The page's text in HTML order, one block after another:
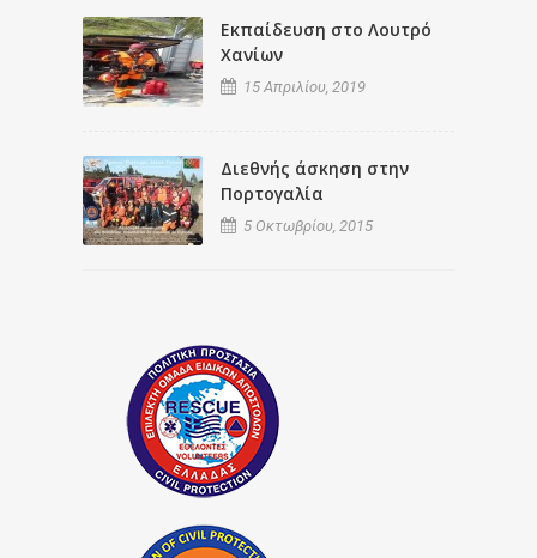
Εκπαίδευση στο Λουτρό
Χανίων
15 Απριλίου, 2019
Διεθνής άσκηση στην
Πορτογαλία
5 Οκτωβρίου, 2015